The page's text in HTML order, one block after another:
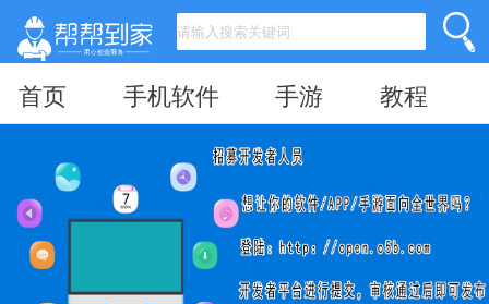
首页 手机软件 手游 教程